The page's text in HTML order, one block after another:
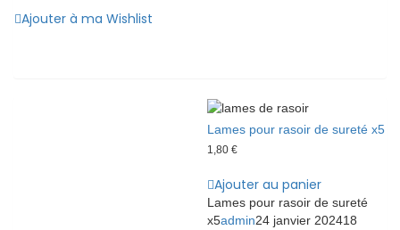
Ajouter à ma Wishlist
Lames pour rasoir de sureté x5
1,80€
Ajouter au panier
Lames pour rasoir de sureté
x5admin24 janvier 202418